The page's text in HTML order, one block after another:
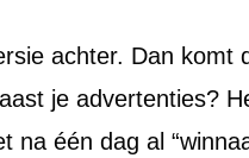
achter. Dan komt
je advertenties?
na één dag al